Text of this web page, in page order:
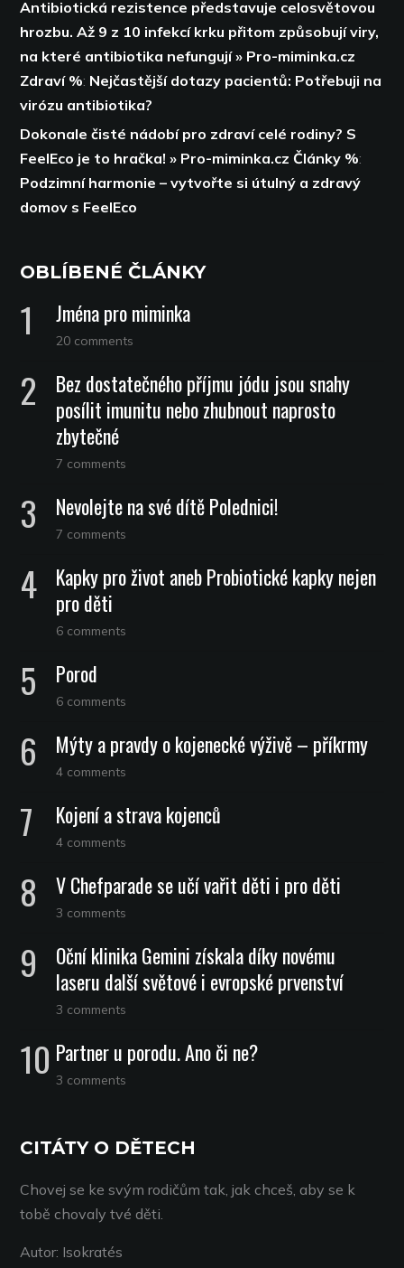
Antibiotická rezistence představuje celosvětovou
hrozbu. Až 9 z 10 infekcí krku přitom způsobují viry,
na které antibiotika nefungují » Pro-miminka.cz
Zdraví %: Nejčastější dotazy pacientů: Potřebuji na
virózu antibiotika?
Dokonale čisté nádobí pro zdraví celé rodiny? S
FeelEco je to hračka! » Pro-miminka.cz Články %:
Podzimní harmonie – vytvořte si útulný a zdravý
domov s FeelEco
OBLÍBENÉ ČLÁNKY
Jména pro miminka
20 comments
Bez dostatečného příjmu jódu jsou snahy
posílit imunitu nebo zhubnout naprosto
zbytečné
7 comments
Nevolejte na své dítě Polednici!
7 comments
Kapky pro život aneb Probiotické kapky nejen
pro děti
6 comments
Porod
6 comments
Mýty a pravdy o kojenecké výživě – příkrmy
4 comments
Kojení a strava kojenců
4 comments
V Chefparade se učí vařit děti i pro děti
3 comments
Oční klinika Gemini získala díky novému
laseru další světové i evropské prvenství
3 comments
Partner u porodu. Ano či ne?
3 comments
CITÁTY O DĚTECH
Chovej se ke svým rodičům tak, jak chceš, aby se k
tobě chovaly tvé děti.
Autor: Isokratés